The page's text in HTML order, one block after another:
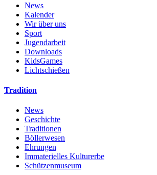
News
Kalender
Wir über uns
Sport
Jugendarbeit
Downloads
KidsGames
Lichtschießen
Tradition
News
Geschichte
Traditionen
Böllerwesen
Ehrungen
Immaterielles Kulturerbe
Schützenmuseum